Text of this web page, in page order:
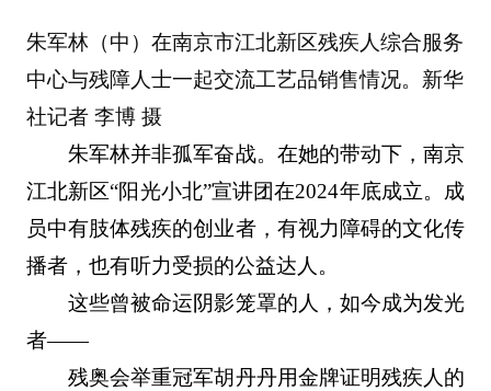
朱军林（中）在南京市江北新区残疾人综合服务
中心与残障人士一起交流工艺品销售情况。新华
社记者 李博 摄
朱军林并非孤军奋战。在她的带动下，南京
江北新区“阳光小北”宣讲团在2024年底成立。成
员中有肢体残疾的创业者，有视力障碍的文化传
播者，也有听力受损的公益达人。
这些曾被命运阴影笼罩的人，如今成为发光
者——
残奥会举重冠军胡丹丹用金牌证明残疾人的